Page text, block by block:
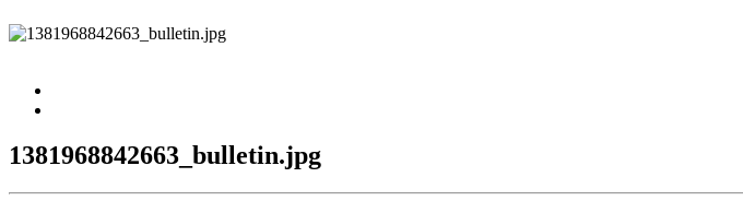
1381968842663_bulletin.jpg